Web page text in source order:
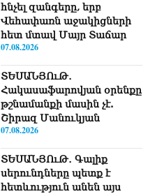
հնչել զանգերը, երբ
Վեհափառն աջակիցների
հետ մտավ Մայր Տաճար
07.08.2026
ՏԵՍԱՆՅՈւԹ․
Հակասաֆարովյան օրենքը
թշնամանքի մասին չէ.
Շիրազ Մանուկյան
07.08.2026
ՏԵՍԱՆՅՈւԹ․ Գալիք
սերունդները պետք է
հետևություն անեն այս